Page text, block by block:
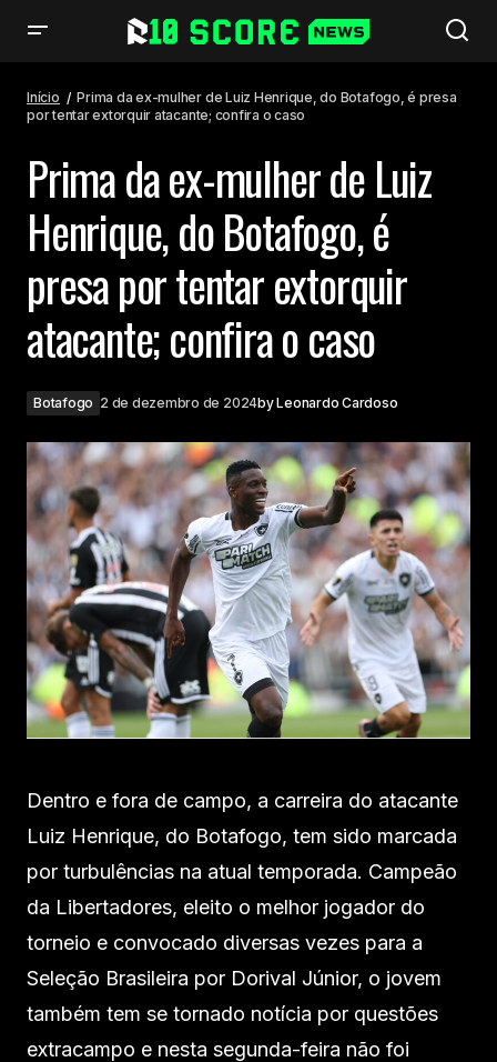
extorquir atacante; confira o caso
Início
Prima da ex-mulher de Luiz Henrique, do Botafogo, é presa
por tentar extorquir atacante; confira o caso
Prima da ex-mulher de Luiz
Henrique, do Botafogo, é
presa por tentar extorquir
atacante; confira o caso
Botafogo 2 de dezembro de 2024byLeonardo Cardoso
Dentro e fora de campo, a carreira do atacante
Luiz Henrique, do Botafogo, tem sido marcada
por turbulências na atual temporada. Campeão
da Libertadores, eleito o melhor jogador do
torneio e convocado diversas vezes para a
Seleção Brasileira por Dorival Júnior, o jovem
também tem se tornado notícia por questões
extracampo e nesta segunda-feira não foi